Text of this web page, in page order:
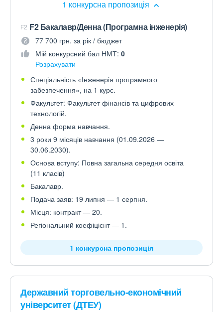
1 конкурсна пропозиція
F2 F2 Бакалавр/Денна (Програмна інженерія)
77 700 грн. за рік / бюджет
Мій конкурсний бал НМТ: 0
Розрахувати
Спеціальність «Інженерія програмного
забезпечення», на 1 курс.
Факультет: Факультет фінансів та цифрових
технологій.
Денна форма навчання.
3 роки 9 місяців навчання (01.09.2026 —
30.06.2030).
Основа вступу: Повна загальна середня освіта
(11 класів)
Бакалавр.
Подача заяв: 19 липня — 1 серпня.
Місця: контракт — 20.
Регіональний коефіцієнт — 1.
1 конкурсна пропозиція
Державний торговельно-економічний
університет (ДТЕУ)